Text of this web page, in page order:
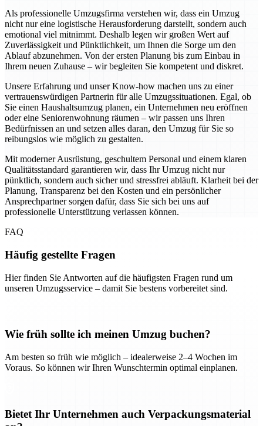
Als professionelle Umzugsfirma verstehen wir, dass ein Umzug
nicht nur eine logistische Herausforderung darstellt, sondern auch
emotional viel mitnimmt. Deshalb legen wir großen Wert auf
Zuverlässigkeit und Pünktlichkeit, um Ihnen die Sorge um den
Ablauf abzunehmen. Von der ersten Planung bis zum Einbau in
Ihrem neuen Zuhause – wir begleiten Sie kompetent und diskret.
Unsere Erfahrung und unser Know-how machen uns zu einer
vertrauenswürdigen Partnerin für alle Umzugssituationen. Egal, ob
Sie einen Haushaltsumzug planen, ein Unternehmen neu eröffnen
oder eine Seniorenwohnung räumen – wir passen uns Ihren
Bedürfnissen an und setzen alles daran, den Umzug für Sie so
reibungslos wie möglich zu gestalten.
Mit moderner Ausrüstung, geschultem Personal und einem klaren
Qualitätsstandard garantieren wir, dass Ihr Umzug nicht nur
pünktlich, sondern auch sicher und stressfrei abläuft. Klarheit bei der
Planung, Transparenz bei den Kosten und ein persönlicher
Ansprechpartner sorgen dafür, dass Sie sich bei uns auf
professionelle Unterstützung verlassen können.
FAQ
Häufig gestellte Fragen
Hier finden Sie Antworten auf die häufigsten Fragen rund um
unseren Umzugsservice – damit Sie bestens vorbereitet sind.
Wie früh sollte ich meinen Umzug buchen?
Am besten so früh wie möglich – idealerweise 2–4 Wochen im
Voraus. So können wir Ihren Wunschtermin optimal einplanen.
Bietet Ihr Unternehmen auch Verpackungsmaterial